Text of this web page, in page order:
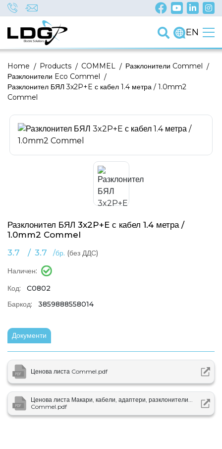
EN
/
Home /
Products /
COMMEL /
Разклонители Commel
/
Разклонители Eco Commel
Разклонител БЯЛ 3x2P+E с кабел 1.4 метра / 1.0mm2
Commel
Разклонител БЯЛ 3x2P+E с кабел 1.4 метра /
1.0mm2 Commel
3.7
/
3.7 /бр. (без ДДС)
Наличен:
Код:
C0802
Баркод:
3859888558014
Документи
Ценова листа Commel.pdf
Ценова листа Макари, кабели, адаптери, разклонители...
Commel.pdf